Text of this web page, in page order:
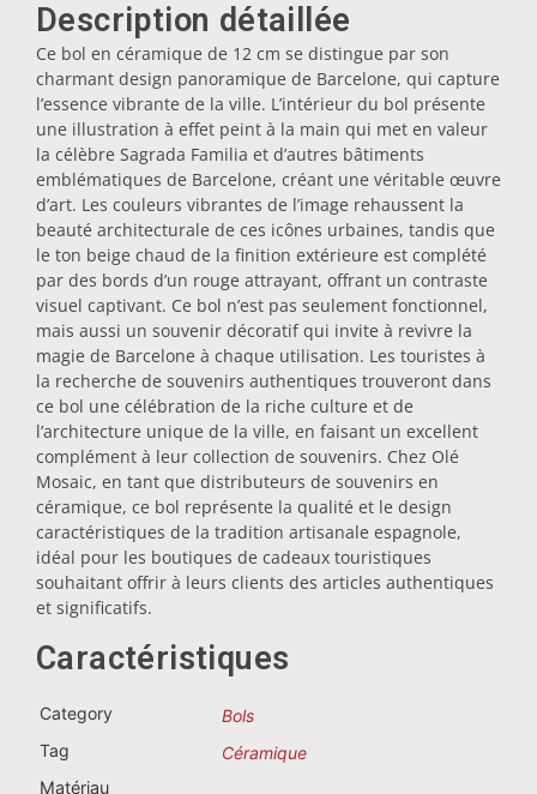
Bouchons
Huiliers
Dessous-de-plat
Verres
Verres à shot
Souvenirs par ville
Souvenirs d'Espagne
Souvenirs du Portugal
Description détaillée
Ce bol en céramique de 12 cm se distingue par son
charmant design panoramique de Barcelone, qui capture
l’essence vibrante de la ville. L’intérieur du bol présente
une illustration à effet peint à la main qui met en valeur
la célèbre Sagrada Familia et d’autres bâtiments
emblématiques de Barcelone, créant une véritable œuvre
d’art. Les couleurs vibrantes de l’image rehaussent la
beauté architecturale de ces icônes urbaines, tandis que
le ton beige chaud de la finition extérieure est complété
par des bords d’un rouge attrayant, offrant un contraste
visuel captivant. Ce bol n’est pas seulement fonctionnel,
mais aussi un souvenir décoratif qui invite à revivre la
magie de Barcelone à chaque utilisation. Les touristes à
la recherche de souvenirs authentiques trouveront dans
ce bol une célébration de la riche culture et de
l’architecture unique de la ville, en faisant un excellent
complément à leur collection de souvenirs. Chez Olé
Mosaic, en tant que distributeurs de souvenirs en
céramique, ce bol représente la qualité et le design
caractéristiques de la tradition artisanale espagnole,
idéal pour les boutiques de cadeaux touristiques
souhaitant offrir à leurs clients des articles authentiques
et significatifs.
Caractéristiques
Category
Bols
Tag
Céramique
Matériau